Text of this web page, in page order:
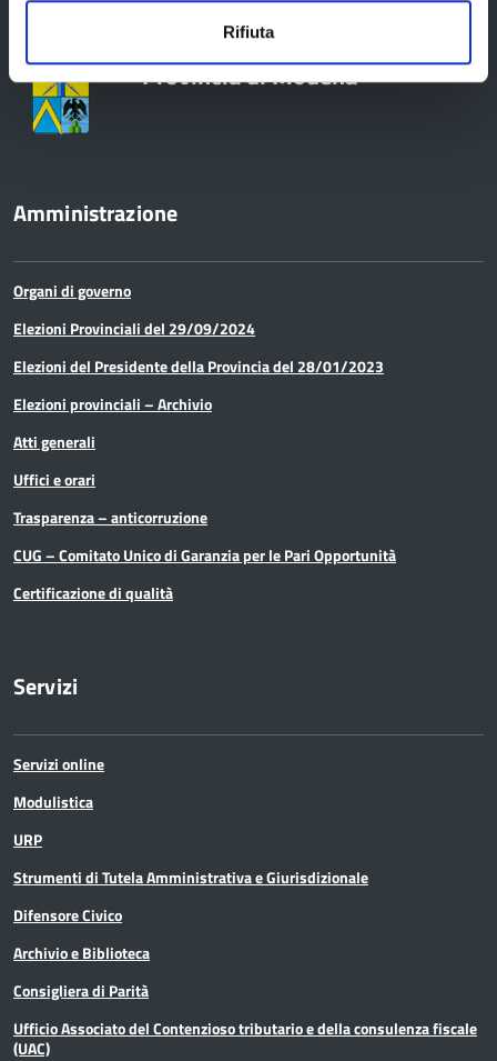
Rifiuta
Provincia di Modena
Amministrazione
Organi di governo
Elezioni Provinciali del 29/09/2024
Elezioni del Presidente della Provincia del 28/01/2023
Elezioni provinciali – Archivio
Atti generali
Uffici e orari
Trasparenza – anticorruzione
CUG – Comitato Unico di Garanzia per le Pari Opportunità
Certificazione di qualità
Servizi
Servizi online
Modulistica
URP
Strumenti di Tutela Amministrativa e Giurisdizionale
Difensore Civico
Archivio e Biblioteca
Consigliera di Parità
Ufficio Associato del Contenzioso tributario e della consulenza fiscale
(UAC)